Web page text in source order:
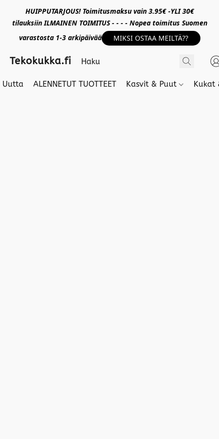
HUIPPUTARJOUS! Toimitusmaksu vain 3.95€ -YLI 30€
tilauksiin ILMAINEN TOIMITUS - - - - Nopea toimitus Suomen
varastosta 1-3 arkipäivää
MIKSI OSTAA MEILTÄ??
Tekokukka.fi
Uutta ALENNETUT TUOTTEET Kasvit & Puut Kukat